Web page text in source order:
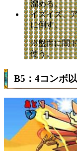
溜める。
イズイズ、
に倒す。
※盤面に闇
使う。
B5：4コンボ